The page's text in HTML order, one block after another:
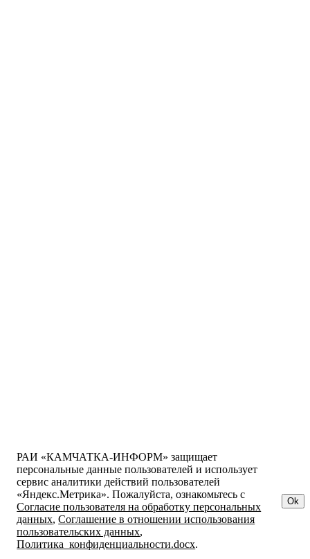
РАИ «КАМЧАТКА-ИНФОРМ» защищает
персональные данные пользователей и использует
сервис аналитики действий пользователей
«Яндекс.Метрика». Пожалуйста, ознакомьтесь с
Согласие пользователя на обработку персональных
данных,Соглашение в отношении использования
пользовательских данных,
Политика_конфиденциальности.docx.
Ok